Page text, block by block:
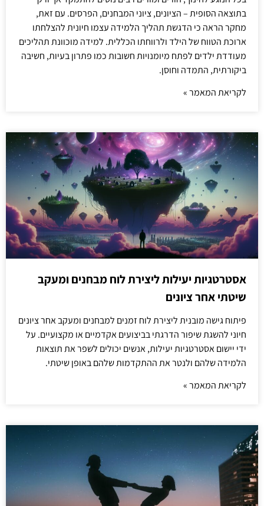
בתוצאה הסופית – הציונים, ציוני המבחנים, הפרסים. עם זאת,
מחקר הראה כי הדגשת תהליך הלמידה עצמו חיונית להצלחתו
ארוכת הטווח של הילד ולרווחתו הכללית. למידה מוכוונת תהליכים
מעודדת ילדים לפתח מיומנויות חשובות כמו פתרון בעיות, חשיבה
ביקורתית, התמדה וחוסן.
לקריאת המאמר »
אסטרטגיות יעילות ליצירת לוח מבחנים ומעקב
שיטתי אחר ציונים
פיתוח גישה מובנית ליצירת לוח זמנים למבחנים ומעקב אחר ציונים
חיוני להשגת שיפור הדרגתי בביצועים אקדמיים או מקצועיים. על
ידי יישום אסטרטגיות יעילות, אנשים יכולים לשפר את תוצאות
הלמידה שלהם ולנטר את ההתקדמות שלהם באופן שיטתי.
לקריאת המאמר »